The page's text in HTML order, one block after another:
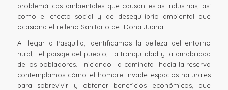
problemáticas ambientales que causan estas industrias, así
como el efecto social y de desequilibrio ambiental que
ocasiona el relleno Sanitario de Doña Juana.
Al llegar a Pasquilla, identificamos la belleza del entorno
rural, el paisaje del pueblo, la tranquilidad y la amabilidad
de los pobladores. Iniciando la caminata hacia la reserva
contemplamos cómo el hombre invade espacios naturales
para sobrevivir y obtener beneficios económicos, que